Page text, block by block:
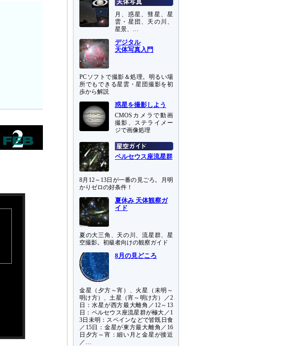
月、惑星、彗星、星
雲・星団、天の川、
星景、…
デジタル
天体写真入門
PCソフトで撮影＆処理。明るい場
所でもできる星雲・星団撮影を初
歩から解説
惑星を撮影しよう
CMOSカメラで動画
撮影、ステライメー
ジで画像処理
ペルセウス座流星群
8月12～13日が一番の見ごろ。月明
かりゼロの好条件！
夏休み 天体観察ガ
イド
夏の大三角、天の川、流星群、星
空撮影。初級者向けの観察ガイド
8月の見どころ
金星（夕方～宵）、火星（未明～
明け方）、土星（宵～明け方）／2
日：水星が西方最大離角／12～13
日：ペルセウス座流星群が極大／1
3日未明：スペインなどで皆既日食
／15日：金星が東方最大離角／16
日夕方～宵：細い月と金星が接近
／…